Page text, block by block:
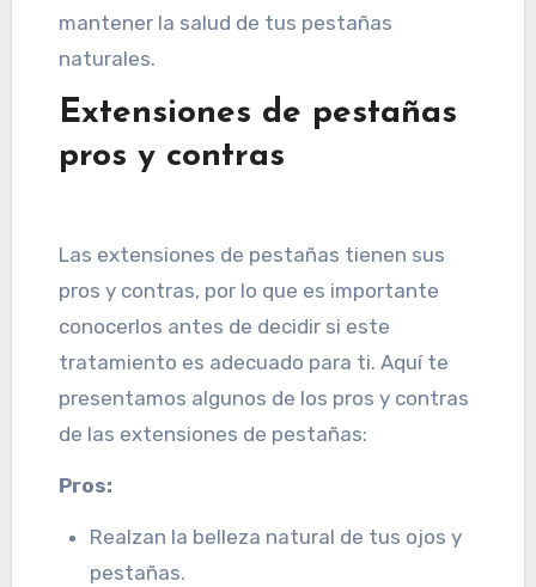
mantener la salud de tus pestañas
naturales.
Extensiones de pestañas
pros y contras
Las extensiones de pestañas tienen sus
pros y contras, por lo que es importante
conocerlos antes de decidir si este
tratamiento es adecuado para ti. Aquí te
presentamos algunos de los pros y contras
de las extensiones de pestañas:
Pros:
Realzan la belleza natural de tus ojos y
pestañas.